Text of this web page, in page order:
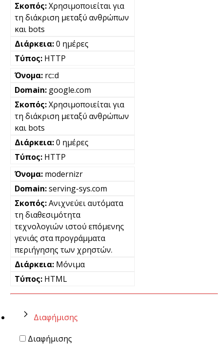
Χρησιμοποιείται για
τη διάκριση μεταξύ ανθρώπων
και bots
0 ημέρες
HTTP
rc::d
google.com
Χρησιμοποιείται για
τη διάκριση μεταξύ ανθρώπων
και bots
0 ημέρες
HTTP
modernizr
serving-sys.com
Ανιχνεύει αυτόματα
τη διαθεσιμότητα
τεχνολογιών ιστού επόμενης
γενιάς στα προγράμματα
περιήγησης των χρηστών.
Μόνιμα
HTML
Διαφήμισης
Διαφήμισης